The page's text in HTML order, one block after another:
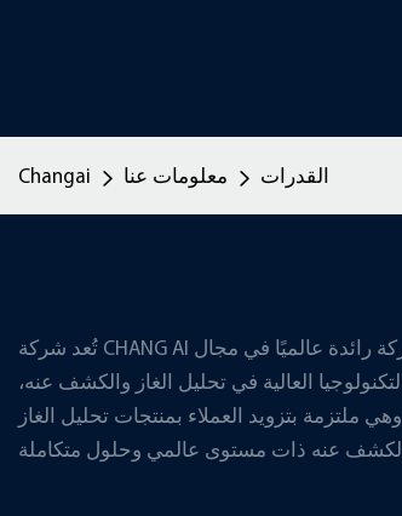
Changai معلومات عنا القدرات
تُعد شركة CHANG AI شركة رائدة عالميًا في مجال
التكنولوجيا العالية في تحليل الغاز والكشف عنه،
وهي ملتزمة بتزويد العملاء بمنتجات تحليل الغاز